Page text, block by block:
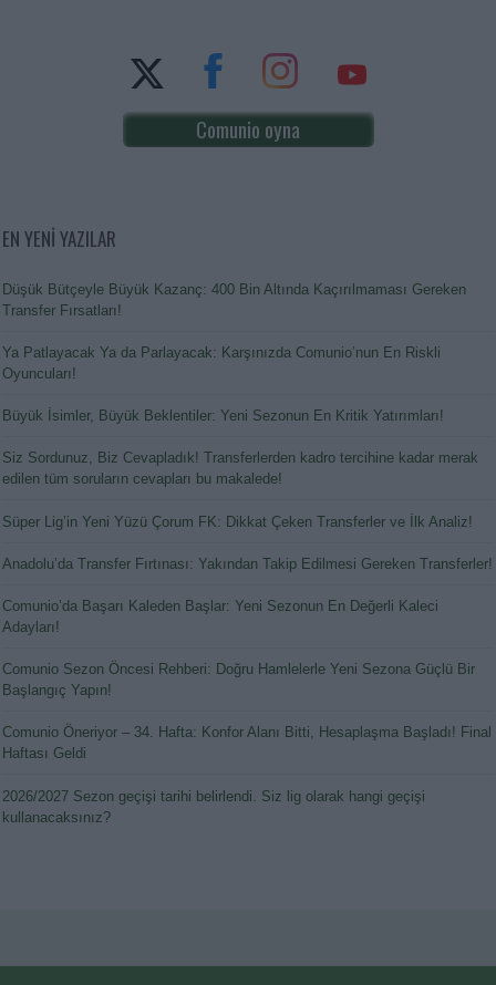
Comunio oyna
EN YENİ YAZILAR
Düşük Bütçeyle Büyük Kazanç: 400 Bin Altında Kaçırılmaması Gereken
Transfer Fırsatları!
Ya Patlayacak Ya da Parlayacak: Karşınızda Comunio’nun En Riskli
Oyuncuları!
Büyük İsimler, Büyük Beklentiler: Yeni Sezonun En Kritik Yatırımları!
Siz Sordunuz, Biz Cevapladık! Transferlerden kadro tercihine kadar merak
edilen tüm soruların cevapları bu makalede!
Süper Lig’in Yeni Yüzü Çorum FK: Dikkat Çeken Transferler ve İlk Analiz!
Anadolu’da Transfer Fırtınası: Yakından Takip Edilmesi Gereken Transferler!
Comunio’da Başarı Kaleden Başlar: Yeni Sezonun En Değerli Kaleci
Adayları!
Comunio Sezon Öncesi Rehberi: Doğru Hamlelerle Yeni Sezona Güçlü Bir
Başlangıç Yapın!
Comunio Öneriyor – 34. Hafta: Konfor Alanı Bitti, Hesaplaşma Başladı! Final
Haftası Geldi
2026/2027 Sezon geçişi tarihi belirlendi. Siz lig olarak hangi geçişi
kullanacaksınız?